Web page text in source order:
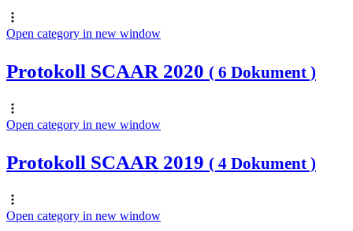
Open category in new window
Protokoll SCAAR 2020 ( 6 Dokument )
Open category in new window
Protokoll SCAAR 2019 ( 4 Dokument )
Open category in new window